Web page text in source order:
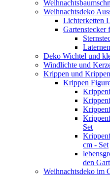
Weihnachtsdeko
Lichterketten
Gartenstecker
Deko Wichtel und
Windlichte und
Krippen und
Krippen
Set
cm - Set
den
Weihnachtsdeko im